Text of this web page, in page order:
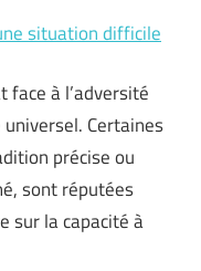
situation difficile
à l’adversité
Certaines
précise ou
sont réputées
sur la capacité à